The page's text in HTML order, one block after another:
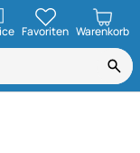
Favoriten Warenkorb